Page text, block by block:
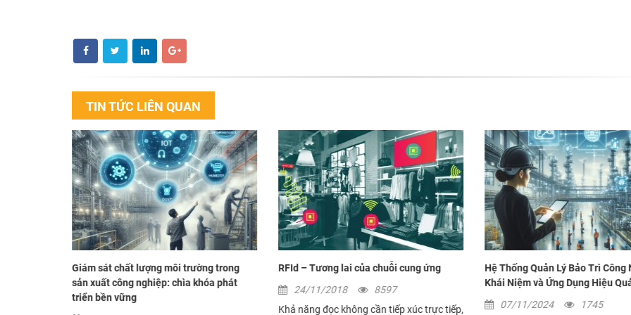
TIN TỨC LIÊN QUAN
Giám sát chất lượng môi trường trong
sản xuất công nghiệp: chìa khóa phát
triển bền vững
RFId – Tương lai của chuỗi cung ứng
24/11/2018
8597
Khả năng đọc không cần tiếp xúc trực tiếp,
Hệ Thống Quản Lý Bảo Trì Công
Khái Niệm và Ứng Dụng Hiệu
07/11/2024
1745